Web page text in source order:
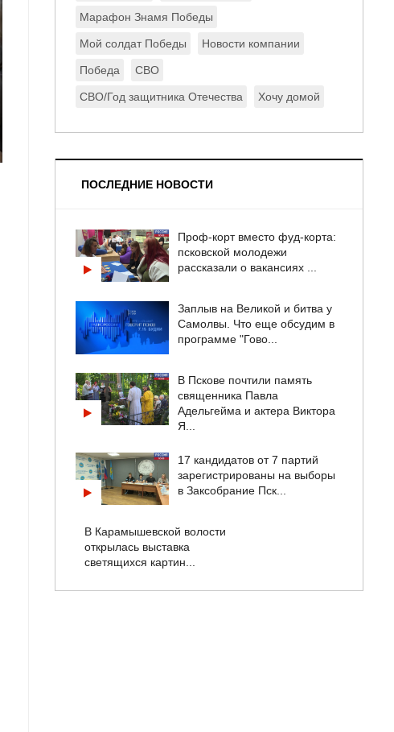
Марафон Знамя Победы
Мой солдат Победы Новости компании
Победа СВО
СВО/Год защитника Отечества Хочу домой
ПОСЛЕДНИЕ НОВОСТИ
Проф-корт вместо фуд-корта:
псковской молодежи
рассказали о вакансиях ...
Заплыв на Великой и битва у
Самолвы. Что еще обсудим в
программе "Гово...
В Пскове почтили память
священника Павла
Адельгейма и актера Виктора
Я...
17 кандидатов от 7 партий
зарегистрированы на выборы
в Заксобрание Пск...
В Карамышевской волости
открылась выставка
светящихся картин...